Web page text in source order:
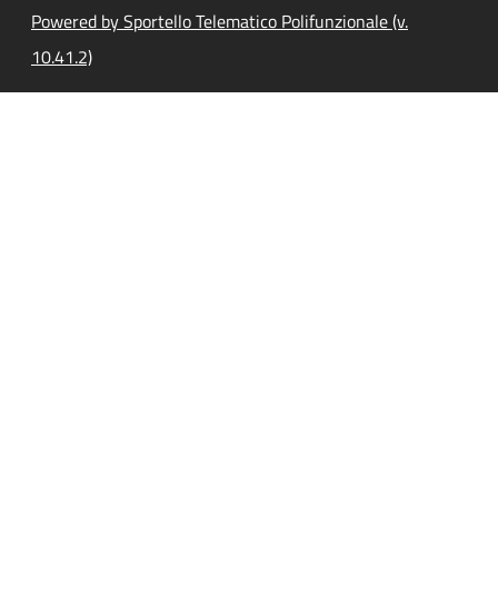
Powered by Sportello Telematico Polifunzionale (v.
10.41.2)